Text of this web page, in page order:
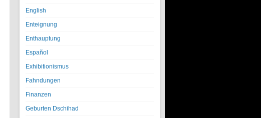
English
Enteignung
Enthauptung
Español
Exhibitionismus
Fahndungen
Finanzen
Geburten Dschihad